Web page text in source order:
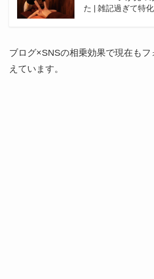
た | 雑記過ぎて特
ブログ×SNSの相乗効果で現在もフ
えています。